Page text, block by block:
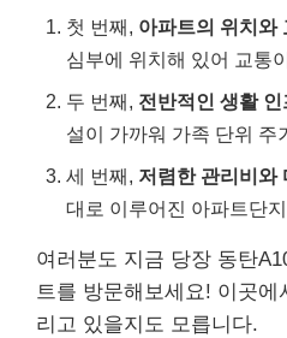
첫 번째, 아파트의 위치와
심부에 위치해 있어 교통
두 번째, 전반적인 생활 인
설이 가까워 가족 단위 주
세 번째, 저렴한 관리비와
대로 이루어진 아파트단
여러분도 지금 당장 동탄
트를 방문해보세요! 이곳
리고 있을지도 모릅니다.